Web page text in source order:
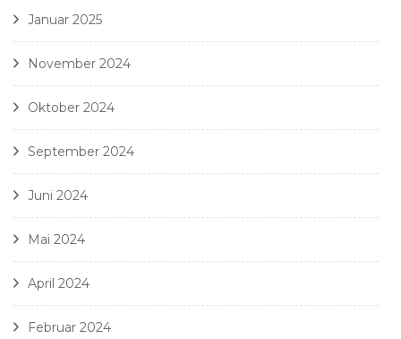
Januar 2025
November 2024
Oktober 2024
September 2024
Juni 2024
Mai 2024
April 2024
Februar 2024